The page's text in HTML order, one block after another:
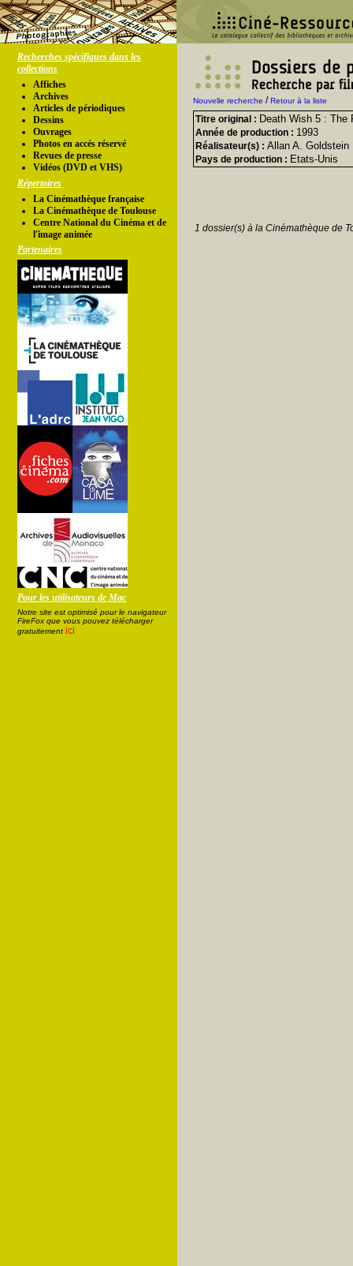
Recherches spécifiques dans les
collections
Affiches
Archives
Articles de périodiques
Dessins
Ouvrages
Photos en accés réservé
Revues de presse
Vidéos (DVD et VHS)
Répertoires
La Cinémathèque française
La Cinémathèque de Toulouse
Centre National du Cinéma et de
l'image animée
Partenaires
Pour les utilisateurs de Mac
Notre site est optimisé pour le navigateur
FireFox que vous pouvez télécharger
gratuitement ici
Nouvelle recherche /Retour à la liste
Titre original : Death Wish 5 : The
Année de production : 1993
Réalisateur(s) : Allan A. Goldstein
Pays de production : Etats-Unis
1 dossier(s) à la Cinémathèque de